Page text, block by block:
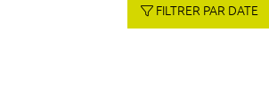
FILTRER PAR DATE